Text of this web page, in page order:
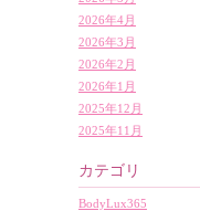
2026年4月
2026年3月
2026年2月
2026年1月
2025年12月
2025年11月
カテゴリ
BodyLux365